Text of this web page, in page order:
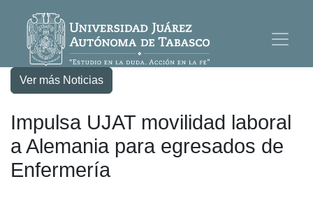
Ver más Noticias
Impulsa UJAT movilidad laboral
a Alemania para egresados de
Enfermería